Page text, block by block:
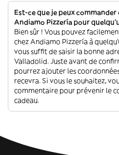
Est-ce que je peux
Andiamo Pizzería pour
Bien sûr ! Vous pouvez
chez Andiamo Pizzería à
vous suffit de saisir la bonne
Valladolid. Juste avant de
pourrez ajouter les
recevra. Si vous le souhaitez,
commentaire pour prévenir le
cadeau.